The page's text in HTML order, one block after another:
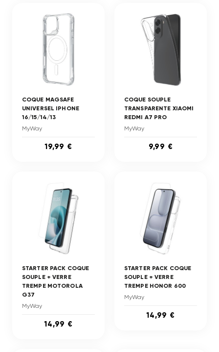
COQUE MAGSAFE
UNIVERSEL IPHONE
16/15/14/13
MyWay
19,99 €
COQUE SOUPLE
TRANSPARENTE XIAOMI
REDMI A7 PRO
MyWay
9,99 €
STARTER PACK COQUE
SOUPLE + VERRE
TREMPE MOTOROLA
G37
MyWay
14,99 €
STARTER PACK COQUE
SOUPLE + VERRE
TREMPE HONOR 600
MyWay
14,99 €